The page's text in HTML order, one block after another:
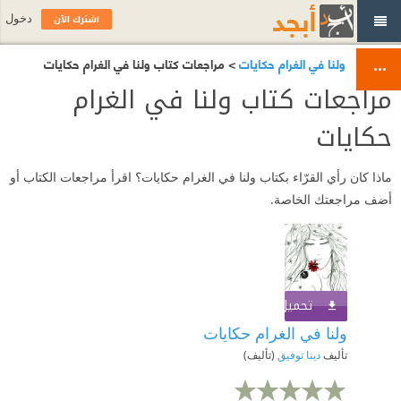
ولنا في الغرام حكايات> مراجعات كتاب ولنا في الغرام حكايات
مراجعات كتاب ولنا في الغرام
حكايات
ماذا كان رأي القرّاء بكتاب ولنا في الغرام حكايات؟ اقرأ مراجعات الكتاب أو
أضف مراجعتك الخاصة.
تحميل الكتاب
ولنا في الغرام حكايات
تأليفدينا توفيق (تأليف)
اشترك الآن دخول